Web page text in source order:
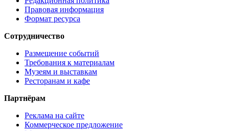
Правовая информация
Формат ресурса
Сотрудничество
Размещение событий
Требования к материалам
Музеям и выставкам
Ресторанам и кафе
Партнёрам
Реклама на сайте
Коммерческое предложение